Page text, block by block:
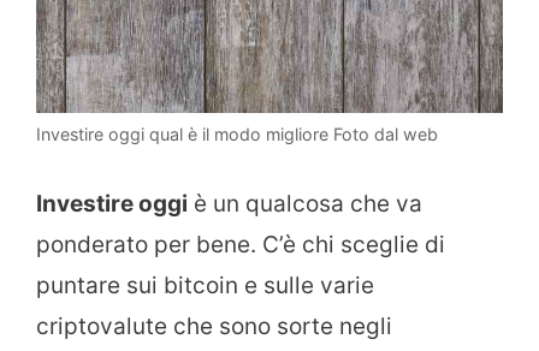
Investire oggi qual è il modo migliore Foto dal web
Investire oggi è un qualcosa che va
ponderato per bene. C’è chi sceglie di
puntare sui bitcoin e sulle varie
criptovalute che sono sorte negli